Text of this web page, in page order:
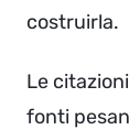
costruirla.
Le
fonti